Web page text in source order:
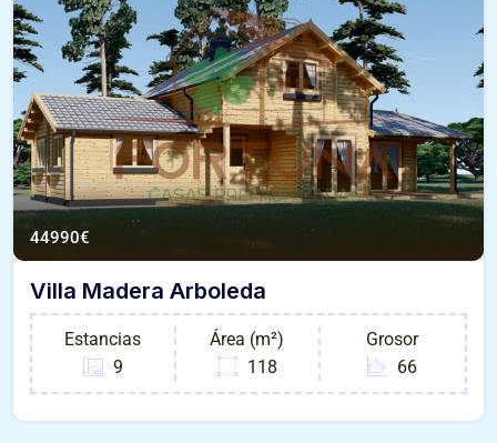
44990€
Villa Madera Arboleda
Estancias
9
Área (m²)
118
Grosor
66